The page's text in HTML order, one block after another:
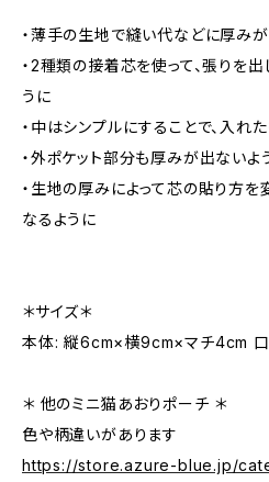
・薄手の生地で縫い代などに厚み
・2種類の接着芯を使って、張りを
うに
・中はシンプルにすることで、入れ
・外ポケット部分も厚みが出ないよ
・生地の厚みによって芯の貼り方
なるように
＊サイズ＊
本体: 縦6cm×横9cm×マチ4cm
＊ 他のミニ猫あおりポーチ ＊
色や柄違いがあります
https://store.azure-blue.jp/